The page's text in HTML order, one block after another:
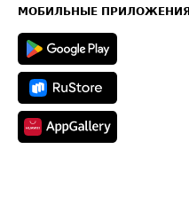
Техническая информация
МОБИЛЬНЫЕ ПРИЛОЖЕНИЯ